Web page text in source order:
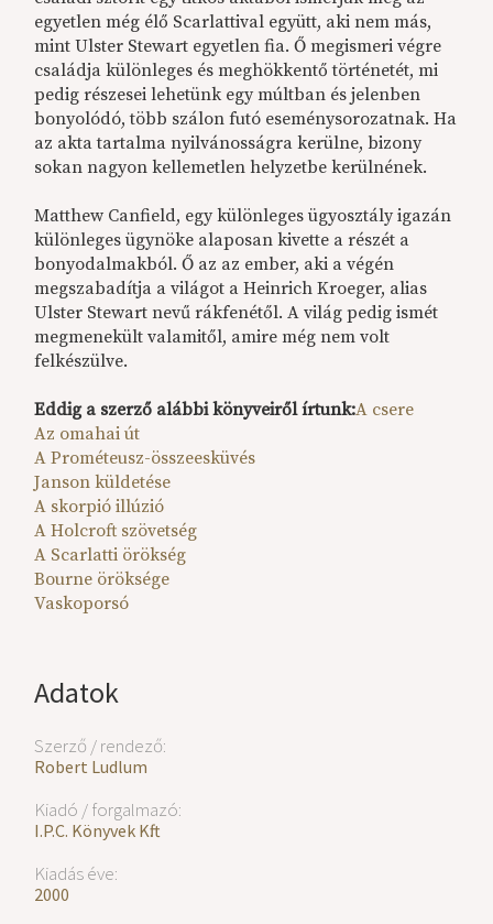
Adatok
Szerző / rendező:
Robert Ludlum
Kiadó / forgalmazó:
I.P.C. Könyvek Kft.
Kiadás éve:
2000
egyetlen még élő Scarlattival együtt, aki nem más,
mint Ulster Stewart egyetlen fia. Ő megismeri végre
családja különleges és meghökkentő történetét, mi
pedig részesei lehetünk egy múltban és jelenben
bonyolódó, több szálon futó eseménysorozatnak. Ha
az akta tartalma nyilvánosságra kerülne, bizony
sokan nagyon kellemetlen helyzetbe kerülnének.
Matthew Canfield, egy különleges ügyosztály igazán
különleges ügynöke alaposan kivette a részét a
bonyodalmakból. Ő az az ember, aki a végén
megszabadítja a világot a Heinrich Kroeger, alias
Ulster Stewart nevű rákfenétől. A világ pedig ismét
megmenekült valamitől, amire még nem volt
felkészülve.
Eddig a szerző alábbi könyveiről írtunk:A csere
Az omahai út
A Prométeusz-összeesküvés
Janson küldetése
A skorpió illúzió
A Holcroft szövetség
A Scarlatti örökség
Bourne öröksége
Vaskoporsó